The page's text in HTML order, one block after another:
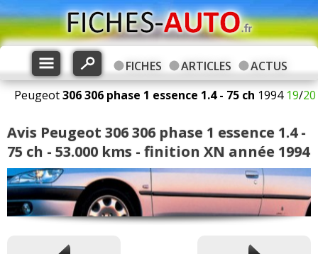
FICHES ARTICLES
ACTUS
Peugeot306306 phase 1 essence 1.4 - 75 ch 1994 19/20
Avis Peugeot 306 306 phase 1 essence 1.4 -
75 ch - 53.000 kms - finition XN année 1994